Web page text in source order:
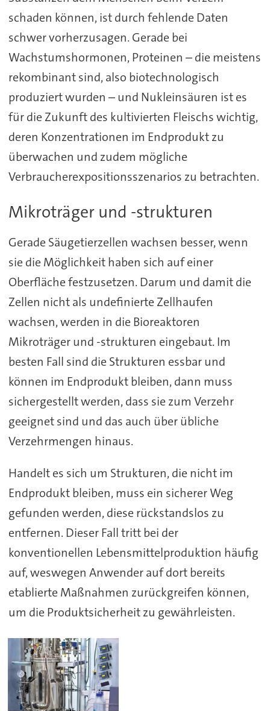
schaden können, ist durch fehlende Daten
schwer vorherzusagen. Gerade bei
Wachstumshormonen, Proteinen – die meistens
rekombinant sind, also biotechnologisch
produziert wurden – und Nukleinsäuren ist es
für die Zukunft des kultivierten Fleischs wichtig,
deren Konzentrationen im Endprodukt zu
überwachen und zudem mögliche
Verbraucherexpositionsszenarios zu betrachten.
Mikroträger und -strukturen
Gerade Säugetierzellen wachsen besser, wenn
sie die Möglichkeit haben sich auf einer
Oberfläche festzusetzen. Darum und damit die
Zellen nicht als undefinierte Zellhaufen
wachsen, werden in die Bioreaktoren
Mikroträger und -strukturen eingebaut. Im
besten Fall sind die Strukturen essbar und
können im Endprodukt bleiben, dann muss
sichergestellt werden, dass sie zum Verzehr
geeignet sind und das auch über übliche
Verzehrmengen hinaus.
Handelt es sich um Strukturen, die nicht im
Endprodukt bleiben, muss ein sicherer Weg
gefunden werden, diese rückstandslos zu
entfernen. Dieser Fall tritt bei der
konventionellen Lebensmittelproduktion häufig
auf, weswegen Anwender auf dort bereits
etablierte Maßnahmen zurückgreifen können,
um die Produktsicherheit zu gewährleisten.